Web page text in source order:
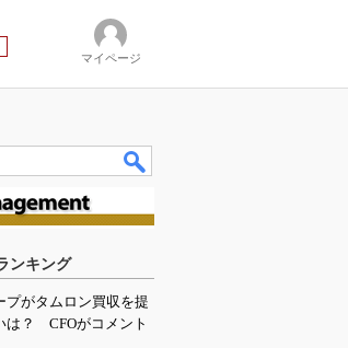
マイページ
ンキング
プがタムロン買収を提
は？ CFOがコメント